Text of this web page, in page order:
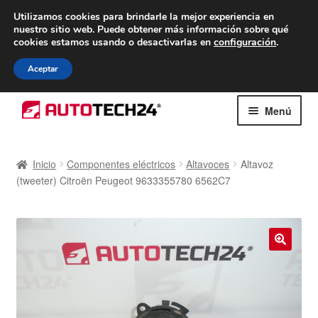
ENTREGA desde 7 EUR
De lunes a viernes de 9 a. m. a 4 p. m.
navegación
al
Menú
Caja registradora
Carro
Inicio Componentes eléctricos Altavoces
Altavoz
(tweeter) Citroën Peugeot 9633355780 6562C7
Utilizamos cookies para brindarle la mejor experiencia en
nuestro sitio web. Puede obtener más información sobre qué
cookies estamos usando o desactivarlas en configuración.
Aceptar